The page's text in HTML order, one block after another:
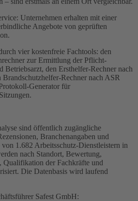
Unternehmen erhalten mit einer
Angebote von geprüften
vier kostenfreie Fachtools: den
zur Ermittlung der Pflicht-
Betriebsarzt, den Ersthelfer-Rechner nach
Rechner nach ASR
Generator für
sind öffentlich zugängliche
Branchenangaben und
1.682 Arbeitsschutz-Dienstleistern in
nach Standort, Bewertung,
Qualifikation der Fachkräfte und
Die Datenbasis wird laufend
Safest GmbH: